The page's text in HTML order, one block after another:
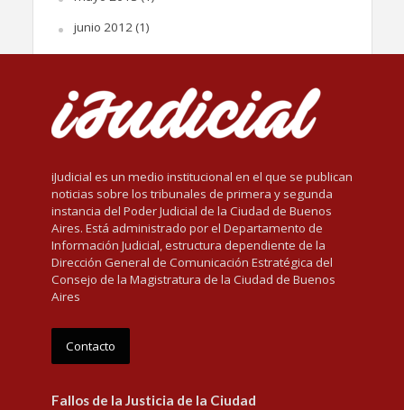
junio 2012(1)
iJudicial es un medio institucional en el que se publican
noticias sobre los tribunales de primera y segunda
instancia del Poder Judicial de la Ciudad de Buenos
Aires. Está administrado por el Departamento de
Información Judicial, estructura dependiente de la
Dirección General de Comunicación Estratégica del
Consejo de la Magistratura de la Ciudad de Buenos
Aires
Contacto
Fallos de la Justicia de la Ciudad